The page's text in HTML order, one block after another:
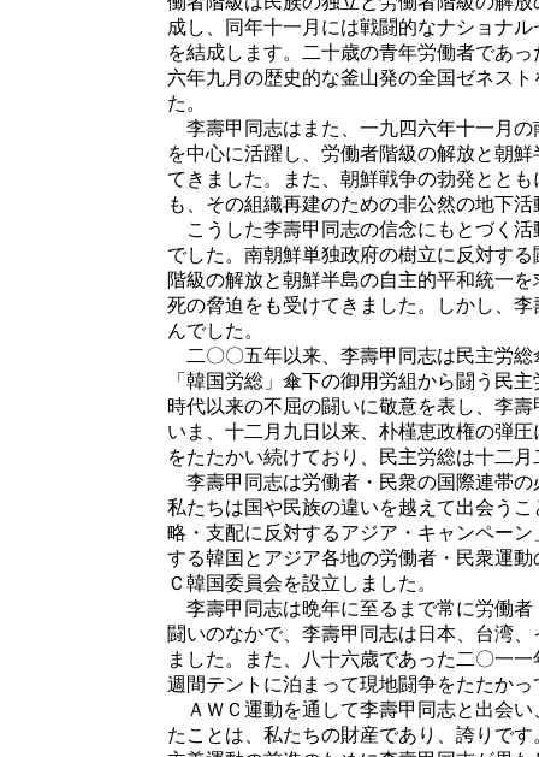
成し、同年十一月には戦闘的なナショナ
を結成します。二十歳の青年労働者であ
六年九月の歴史的な釜山発の全国ゼネス
た。
李壽甲同志はまた、一九四六年十一月の
を中心に活躍し、労働者階級の解放と朝
てきました。また、朝鮮戦争の勃発とと
も、その組織再建のための非公然の地下
こうした李壽甲同志の信念にもとづく活
でした。南朝鮮単独政府の樹立に反対す
階級の解放と朝鮮半島の自主的平和統一
死の脅迫をも受けてきました。しかし、
んでした。
二〇〇五年以来、李壽甲同志は民主労総
「韓国労総」傘下の御用労組から闘う民
時代以来の不屈の闘いに敬意を表し、李
いま、十二月九日以来、朴槿恵政権の弾
をたたかい続けており、民主労総は十二
李壽甲同志は労働者・民衆の国際連帯の
私たちは国や民族の違いを越えて出会う
略・支配に反対するアジア・キャンペー
する韓国とアジア各地の労働者・民衆運
Ｃ韓国委員会を設立しました。
李壽甲同志は晩年に至るまで常に労働者
闘いのなかで、李壽甲同志は日本、台湾
ました。また、八十六歳であった二〇一
週間テントに泊まって現地闘争をたたかっ
ＡＷＣ運動を通して李壽甲同志と出会い
たことは、私たちの財産であり、誇りで